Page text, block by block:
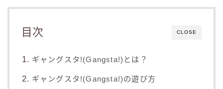
CLOSE
目次
ギャングスタ!(Gangsta!)とは？
ギャングスタ!(Gangsta!)の遊び方